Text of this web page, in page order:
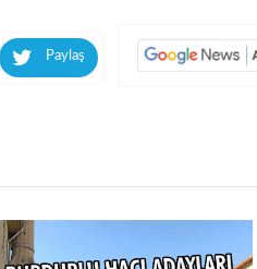
Paylaş